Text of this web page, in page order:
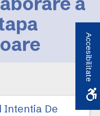
Intentia De
Accesibilitate